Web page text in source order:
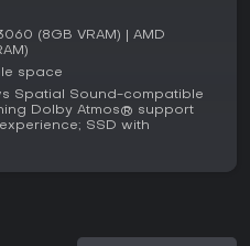
V Enhanced für PC ist
es das
Spiel wegen Launch-Bugs
Störungen. Eine
den Story Mode für
Erzählung. Wer
mit Crime-Simulation,
Online-Aktivitäten bietet
(8GB VRAM) | AMD
space
Spatial Sound-compatible
Dolby Atmos® support
SSD with